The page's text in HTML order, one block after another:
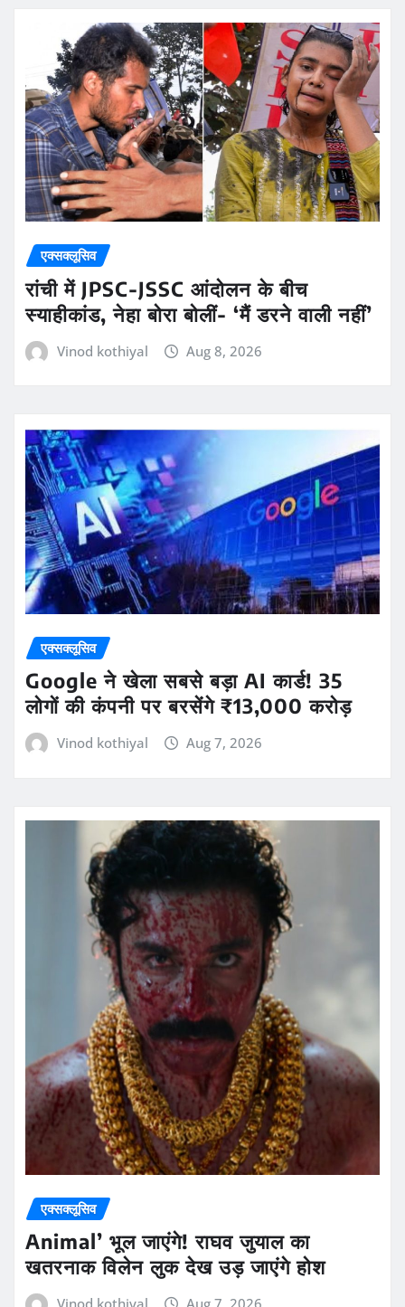
एक्सक्लूसिव
रांची में JPSC-JSSC आंदोलन के बीच
स्याहीकांड, नेहा बोरा बोलीं- ‘मैं डरने वाली नहीं’
Vinod kothiyal Aug 8, 2026
एक्सक्लूसिव
Google ने खेला सबसे बड़ा AI कार्ड! 35
लोगों की कंपनी पर बरसेंगे ₹13,000 करोड़
Vinod kothiyal Aug 7, 2026
एक्सक्लूसिव
Animal’ भूल जाएंगे! राघव जुयाल का
खतरनाक विलेन लुक देख उड़ जाएंगे होश